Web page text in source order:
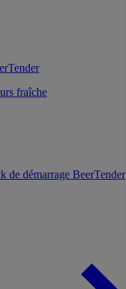
fraîche
de démarrage BeerTender